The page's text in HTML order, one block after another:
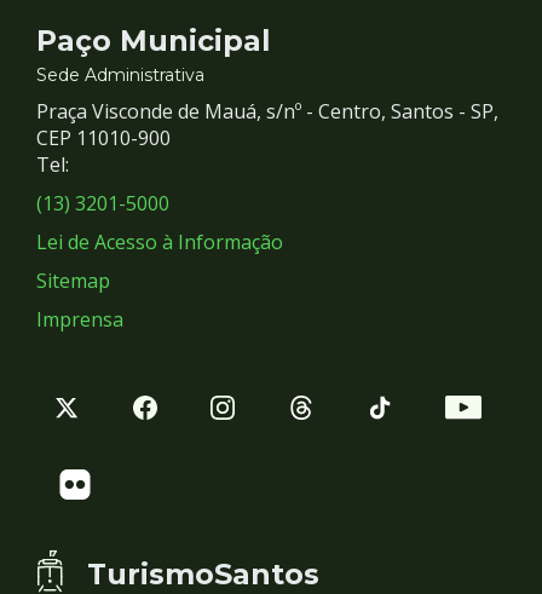
Contato
e
Redes
Sociais
Paço Municipal
Sede Administrativa
Praça Visconde de Mauá, s/nº - Centro, Santos - SP,
CEP 11010-900
Tel:
(13) 3201-5000
Lei de Acesso à Informação
Sitemap
Imprensa
TurismoSantos